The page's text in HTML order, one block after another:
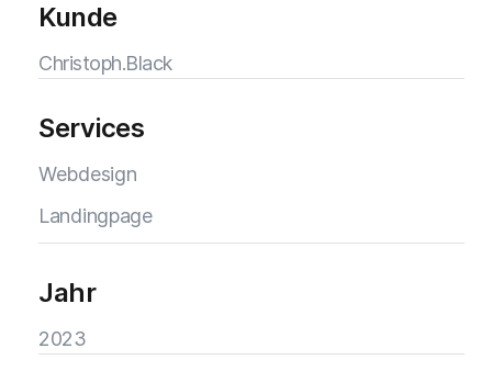
Kunde
Christoph.Black
Services
Webdesign
Landingpage
Jahr
2023